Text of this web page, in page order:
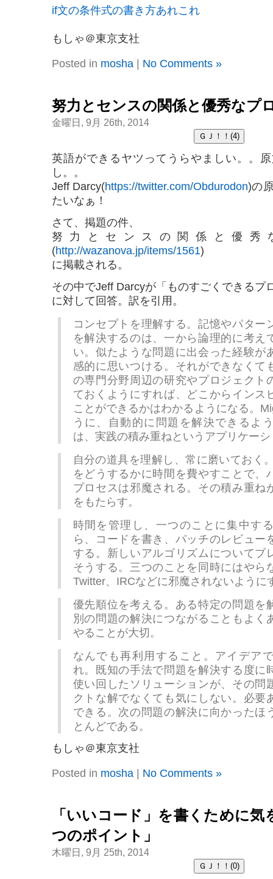
if文の条件式の書き方あれこれ
もしゃ＠東京支社
Posted in mosha| No Comments »
努力とセンスの関係と優秀なプ
金曜日, 9月 26th, 2014
英語ができるヤツってうらやましい。。
し。。
Jeff Darcy(https://twitter.com/Obdurodon)の
たいなぁ！
さて、掲題の件、
努力とセンスの関係と優秀
(http://wazanova.jp/items/1561)
に掲載される。
その中でJeff Darcyが「ものすごくできるプ
に対して回答。訳を引用。
コンセプトを理解する。記憶やパター
を解決するのは、一から論理的に考え
い。似たような問題に出会った経験が
感的に思いつける。それができなくて
の専門分野周辺の研究やプロジェクト
ておくようにすれば、どこからインス
ことができるかはわかるようになる。
うに、自動的に問題を解決できるよ
は、実践の積み重ねというアプリケー
自分の道具を理解し、常に磨いておく
をどうするかに時間を費やすことで、
プロセスは邪魔される。その積み重ね
をもたらす。
時間を管理し、一つのことに集中す
ら、コードを書き、パッチのレビュー
する。新しいアルゴリズムについてブ
そうする。三つのことを同時にはやら
Twitter、IRCなどに邪魔されないように
優先順位を考える。ある特定の問題を
別の問題の解決につながることもよく
やることが大切。
なんでも再利用すること。アイデア
れ。既知の手法で問題を解決する度に
使い回したソリューションが、その問
クトな解でなくても気にしない。必要
できる。次の問題の解決に向かったほ
とんどである。
もしゃ＠東京支社
Posted in mosha| No Comments »
「いいコード」を書くために
つのポイント」
木曜日, 9月 25th, 2014